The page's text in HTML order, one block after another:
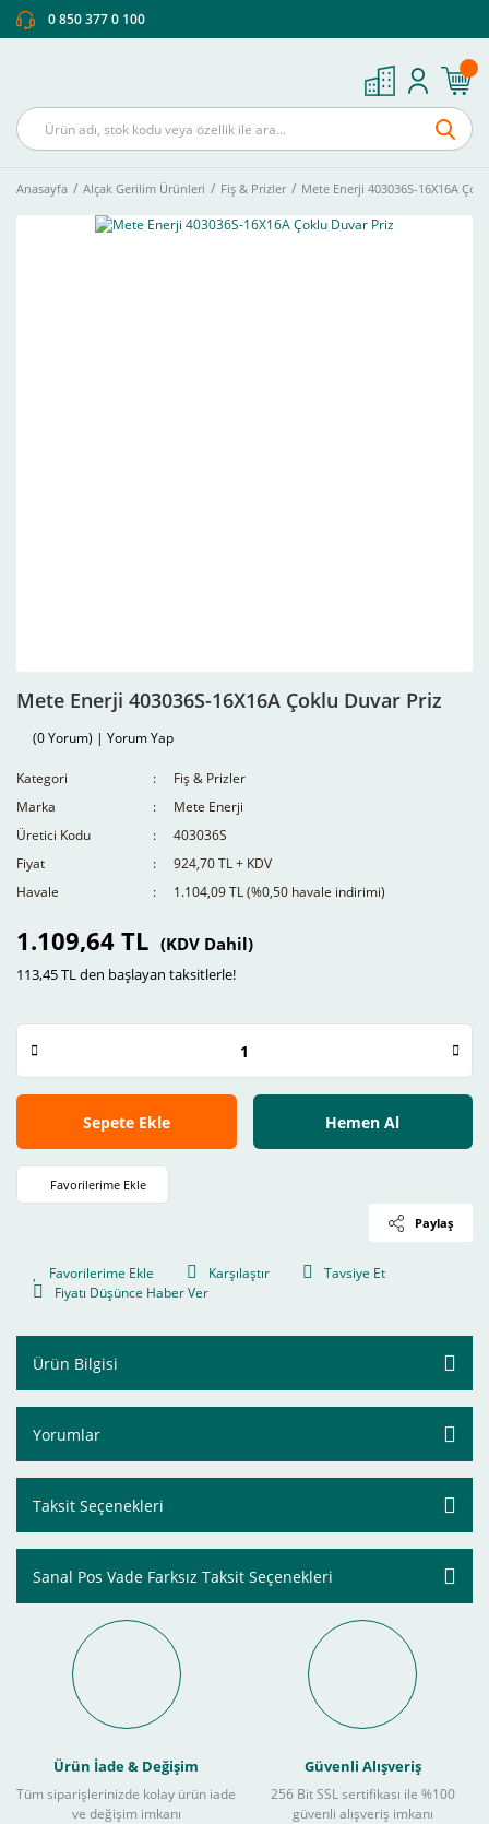
0 850 377 0 100
Anasayfa Alçak Gerilim Ürünleri Fiş & Prizler Mete Enerji 403036S-16X16A
Mete Enerji 403036S-16X16A Çoklu Duvar Priz
(0 Yorum) | Yorum Yap
Kategori
Fiş & Prizler
Marka
Mete Enerji
Üretici Kodu
403036S
Fiyat
924,70 TL + KDV
Havale
1.104,09 TL (%0,50 havale indirimi)
1.109,64 TL (KDV Dahil)
113,45 TL den başlayan taksitlerle!
Sepete Ekle Hemen Al
Paylaş
Karşılaştır
Tavsiye Et
Fiyatı Düşünce Haber Ver
Ürün Bilgisi
Yorumlar
Taksit Seçenekleri
Sanal Pos Vade Farksız Taksit Seçenekleri
Ürün İade & Değişim
Tüm siparişlerinizde kolay ürün iade
ve değişim imkanı
Güvenli Alışveriş
256 Bit SSL sertifikası ile %100
güvenli alışveriş imkanı